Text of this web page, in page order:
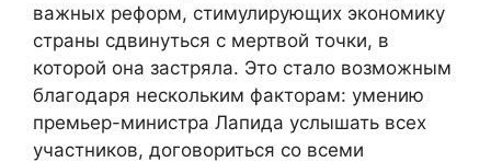
важных реформ, стимулирующих экономику
страны сдвинуться с мертвой точки, в
которой она застряла. Это стало возможным
благодаря нескольким факторам: умению
премьер-министра Лапида услышать всех
участников, договориться со всеми